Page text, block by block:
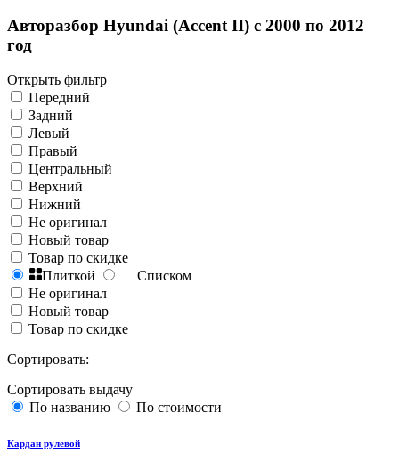
Авторазбор Hyundai (Accent II) с 2000 по 2012
год
Открыть фильтр
Передний
Задний
Левый
Правый
Центральный
Верхний
Нижний
Не оригинал
Новый товар
Товар по скидке
Плиткой
Списком
Не оригинал
Новый товар
Товар по скидке
Сортировать:
Сортировать выдачу
По названию
По стоимости
Кардан рулевой